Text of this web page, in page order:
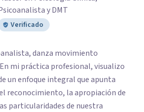
y DMT
Verificado
danza movimiento
un enfoque integral que apunta
reconocimiento, la apropiación de
particularidades de nuestra